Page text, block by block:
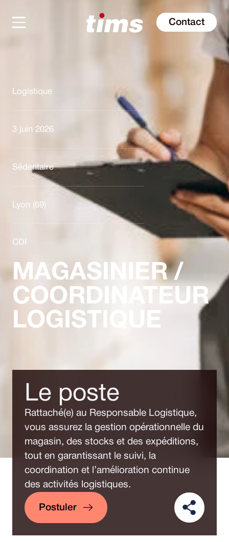
Contact
Logistique
3 juin 2026
Sédentaire
Lyon (69)
CDI
MAGASINIER /
COORDINATEUR
LOGISTIQUE
Le poste
Rattaché(e) au Responsable Logistique,
vous assurez la gestion opérationnelle du
magasin, des stocks et des expéditions,
tout en garantissant le suivi, la
coordination et l’amélioration continue
des activités logistiques.
Postuler